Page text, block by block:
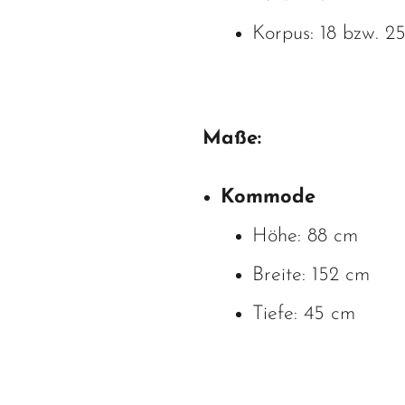
Korpus: 18 bzw.
Maße:
Kommode
Höhe: 88 cm
Breite: 152 cm
Tiefe: 45 cm